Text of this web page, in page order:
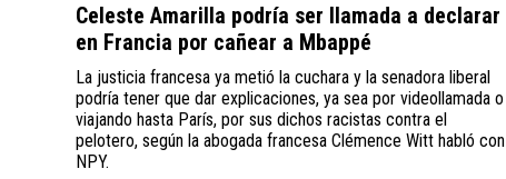
Celeste Amarilla podría ser llamada a declarar
en Francia por cañear a Mbappé
La justicia francesa ya metió la cuchara y la senadora liberal
podría tener que dar explicaciones, ya sea por videollamada o
viajando hasta París, por sus dichos racistas contra el
pelotero, según la abogada francesa Clémence Witt habló con
NPY.